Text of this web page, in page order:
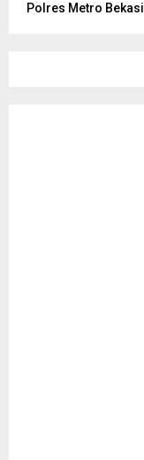
Polres Metro Bekasi